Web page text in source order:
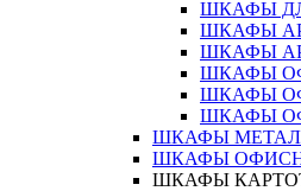
ШКАФЫ
ШКАФЫ
ШКАФЫ
ШКАФЫ
ШКАФЫ
ШКАФЫ
ШКАФЫ
ШКАФЫ
ШКАФЫ